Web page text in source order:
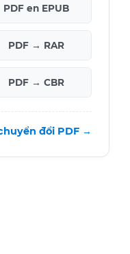
PDF en EPUB
PDF → RAR
PDF → CBR
đổi PDF →